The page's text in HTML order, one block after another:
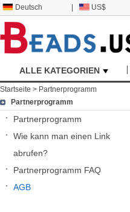
Deutsch US$
ALLE KATEGORIEN
Startseite > Partnerprogramm
Partnerprogramm
Partnerprogramm
Wie kann man einen Link
abrufen?
Partnerprogramm FAQ
AGB